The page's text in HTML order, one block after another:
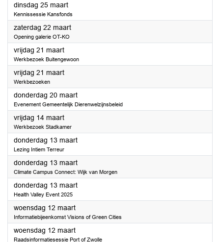
dinsdag 25 maart2025
Kennissessie Kansfonds
zaterdag 22 maart2025
Opening galerie OT-KO
vrijdag 21 maart2025
Werkbezoek Buitengewoon
vrijdag 21 maart2025
Werkbezoeken
donderdag 20 maart2025
Evenement Gemeentelijk Dierenwelzijnsbeleid
vrijdag 14 maart2025
Werkbezoek Stadkamer
donderdag 13 maart2025
Lezing Intiem Terreur
donderdag 13 maart2025
Climate Campus Connect: Wijk van Morgen
donderdag 13 maart2025
Health Valley Event 2025
woensdag 12 maart2025
Informatiebijeenkomst Visions of Green Cities
woensdag 12 maart2025
Raadsinformatiesessie Port of Zwolle